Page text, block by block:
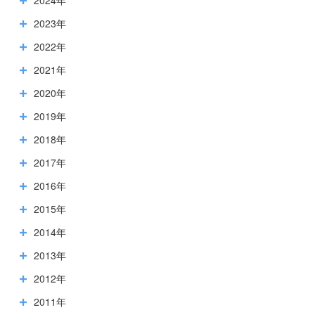
2023年
2022年
2021年
2020年
2019年
2018年
2017年
2016年
2015年
2014年
2013年
2012年
2011年